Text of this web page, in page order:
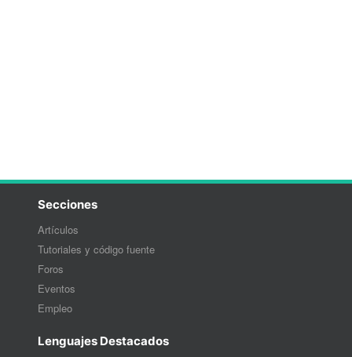
Secciones
Artículos
Tutoriales y código fuente
Foros
Eventos
Empleo
Lenguajes Destacados